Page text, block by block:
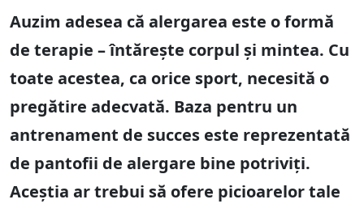
Auzim adesea că alergarea este o formă
de terapie – întărește corpul și mintea. Cu
toate acestea, ca orice sport, necesită o
pregătire adecvată. Baza pentru un
antrenament de succes este reprezentată
de pantofii de alergare bine potriviți.
Aceștia ar trebui să ofere picioarelor tale